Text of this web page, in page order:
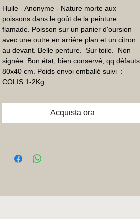
Huile - Anonyme - Nature morte aux
poissons dans le goût de la peinture
flamade. Poisson sur un panier d'oursion
avec une outre en arriére plan et un citron
au devant. Belle penture.  Sur toile.  Non
signée. Bon état, bien conservé, qq défauts.
80x40 cm. Poids envoi emballé suivi  :
COLIS 1-2Kg
Acquista ora